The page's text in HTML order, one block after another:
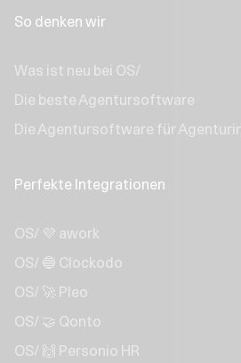
So denken wir
Was ist neu bei OS/
Die beste Agentursoftware
Die Agentursoftware für
Perfekte Integrationen
OS/ 💜 awork
OS/ 🔵 Clockodo
OS/ 🚀 Pleo
OS/ 🤝 Qonto
OS/ 🙌 Personio HR